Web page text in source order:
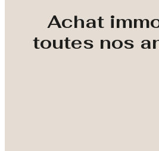
Achat
toutes nos